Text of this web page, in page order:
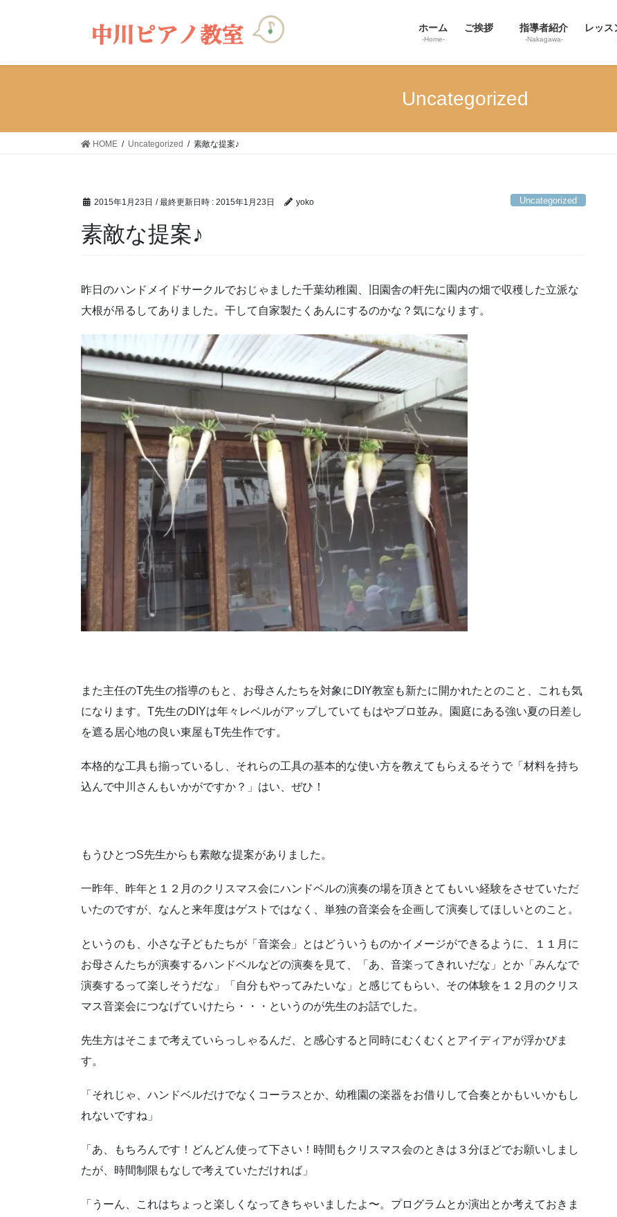
ホーム
-Home-
ご挨拶 指導者紹介
-Nakagawa-
レッス
Uncategorized
HOME Uncategorized 素敵な提案♪
2015年1月23日 / 最終更新日時 : 2015年1月23日 yoko Uncategorized
素敵な提案♪
昨日のハンドメイドサークルでおじゃました千葉幼稚園、旧園舎の軒先に園内の畑で収穫した立派な
大根が吊るしてありました。干して自家製たくあんにするのかな？気になります。
また主任のT先生の指導のもと、お母さんたちを対象にDIY教室も新たに開かれたとのこと、これも気
になります。T先生のDIYは年々レベルがアップしていてもはやプロ並み。園庭にある強い夏の日差し
を遮る居心地の良い東屋もT先生作です。
本格的な工具も揃っているし、それらの工具の基本的な使い方を教えてもらえるそうで「材料を持ち
込んで中川さんもいかがですか？」はい、ぜひ！
もうひとつS先生からも素敵な提案がありました。
一昨年、昨年と１２月のクリスマス会にハンドベルの演奏の場を頂きとてもいい経験をさせていただ
いたのですが、なんと来年度はゲストではなく、単独の音楽会を企画して演奏してほしいとのこと。
というのも、小さな子どもたちが「音楽会」とはどういうものかイメージができるように、１１月に
お母さんたちが演奏するハンドベルなどの演奏を見て、「あ、音楽ってきれいだな」とか「みんなで
演奏するって楽しそうだな」「自分もやってみたいな」と感じてもらい、その体験を１２月のクリス
マス音楽会につなげていけたら・・・というのが先生のお話でした。
先生方はそこまで考えていらっしゃるんだ、と感心すると同時にむくむくとアイディアが浮かびま
す。
「それじゃ、ハンドベルだけでなくコーラスとか、幼稚園の楽器をお借りして合奏とかもいいかもし
れないですね」
「あ、もちろんです！どんどん使って下さい！時間もクリスマス会のときは３分ほどでお願いしまし
たが、時間制限もなしで考えていただければ」
「うーん、これはちょっと楽しくなってきちゃいましたよ〜。プログラムとか演出とか考えておきま